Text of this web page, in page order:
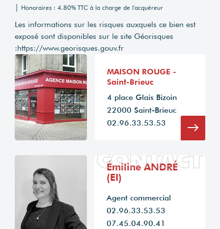
| Honoraires : 4.80% TTC à la charge de l'acquéreur
Les informations sur les risques auxquels ce bien est
exposé sont disponibles sur le site Géorisques
:https://www.georisques.gouv.fr
MAISON ROUGE -
Saint-Brieuc
4 place Glais Bizoin
22000 Saint-Brieuc
02.96.33.53.53
CONTACT
Émiline ANDRÉ
(EI)
Agent commercial
02.96.33.53.53
07.45.04.90.41